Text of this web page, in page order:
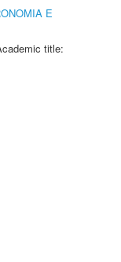
E
title: